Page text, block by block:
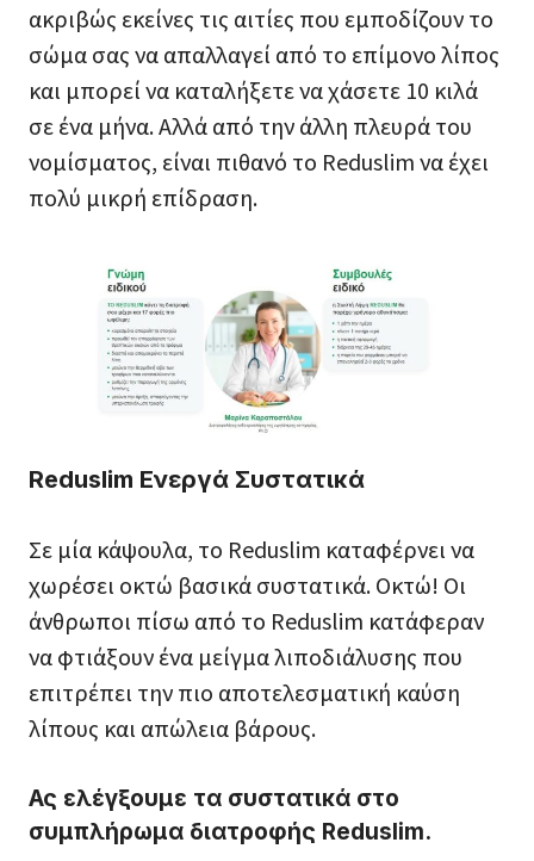
ακριβώς εκείνες τις αιτίες που εμποδίζουν το
σώμα σας να απαλλαγεί από το επίμονο λίπος
και μπορεί να καταλήξετε να χάσετε 10 κιλά
σε ένα μήνα. Αλλά από την άλλη πλευρά του
νομίσματος, είναι πιθανό το Reduslim να έχει
πολύ μικρή επίδραση.
Reduslim Ενεργά Συστατικά
Σε μία κάψουλα, το Reduslim καταφέρνει να
χωρέσει οκτώ βασικά συστατικά. Οκτώ! Oι
άνθρωποι πίσω από το Reduslim κατάφεραν
να φτιάξουν ένα μείγμα λιποδιάλυσης που
επιτρέπει την πιο αποτελεσματική καύση
λίπους και απώλεια βάρους.
Ας ελέγξουμε τα συστατικά στο
συμπλήρωμα διατροφής Reduslim.